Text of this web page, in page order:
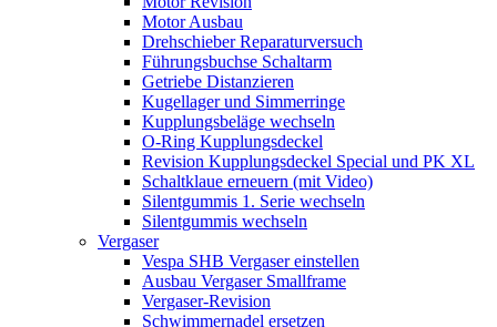
Motor Ausbau
Drehschieber Reparaturversuch
Führungsbuchse Schaltarm
Getriebe Distanzieren
Kugellager und Simmerringe
Kupplungsbeläge wechseln
O-Ring Kupplungsdeckel
Revision Kupplungsdeckel Special und PK XL
Schaltklaue erneuern (mit Video)
Silentgummis 1. Serie wechseln
Silentgummis wechseln
Vergaser
Vespa SHB Vergaser einstellen
Ausbau Vergaser Smallframe
Vergaser-Revision
Schwimmernadel ersetzen